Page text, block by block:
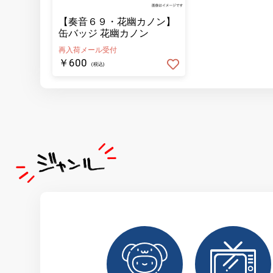
【奏音６９・花幽カノン】
缶バッジ 花幽カノン
再入荷メール受付
￥600 (税込)